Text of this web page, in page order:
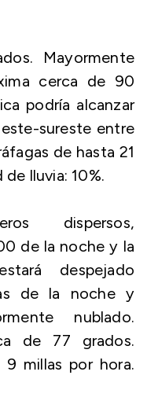
Mayormente
cerca de 90
podría alcanzar
sureste entre
de hasta 21
lluvia: 10%.
dispersos,
de la noche y la
despejado
de la noche y
nublado.
de 77 grados.
millas por hora.